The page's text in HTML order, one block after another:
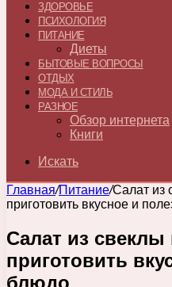
ЗДОРОВЬЕ
ПСИХОЛОГИЯ
ПИТАНИЕ
Диеты
БЫТОВЫЕ ВОПРОСЫ
ОТДЫХ
МОДА И СТИЛЬ
РАЗНОЕ
Обзор интернета
Книги
Искать
Главная/Питание/Салат из
приготовить вкусное и
Салат из
приготовить
блюдо